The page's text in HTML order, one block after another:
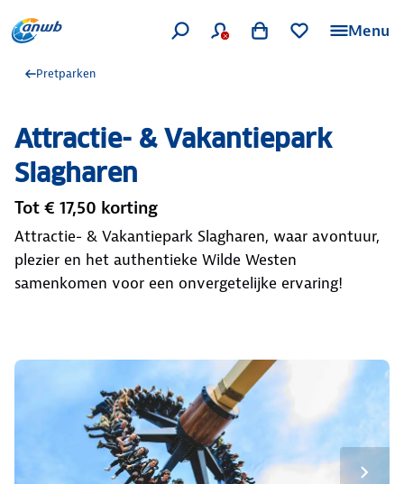
Menu
Pretparken
Attractie- & Vakantiepark
Slagharen
Tot € 17,50 korting
Attractie- & Vakantiepark Slagharen, waar avontuur,
plezier en het authentieke Wilde Westen
samenkomen voor een onvergetelijke ervaring!